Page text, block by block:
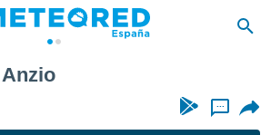
...